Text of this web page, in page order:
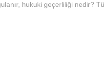
hukuki geçerliliği nedir?